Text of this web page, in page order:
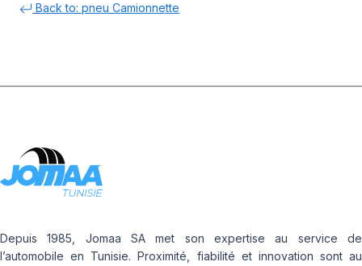
Back to: pneu Camionnette
Depuis 1985, Jomaa SA met son expertise au service de
l’automobile en Tunisie. Proximité, fiabilité et innovation sont au